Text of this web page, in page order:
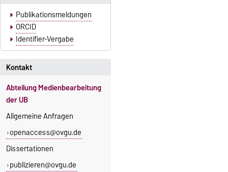
Publikationsmeldungen
ORCID
Identifier-Vergabe
Kontakt
Abteilung Medienbearbeitung
der UB
Allgemeine Anfragen
openaccess@ovgu.de
Dissertationen
publizieren@ovgu.de